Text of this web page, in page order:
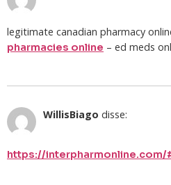
legitimate canadian pharmacy
pharmacies online – ed meds
WillisBiago disse:
https://interpharmonline.com/